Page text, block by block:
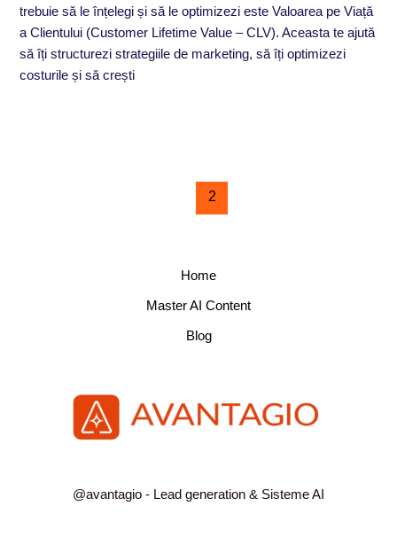
trebuie să le înțelegi și să le optimizezi este Valoarea pe Viață
a Clientului (Customer Lifetime Value – CLV). Aceasta te ajută
să îți structurezi strategiile de marketing, să îți optimizezi
costurile și să crești
sau
terapeut
2
Home
Master AI Content
Blog
@avantagio - Lead generation & Sisteme AI